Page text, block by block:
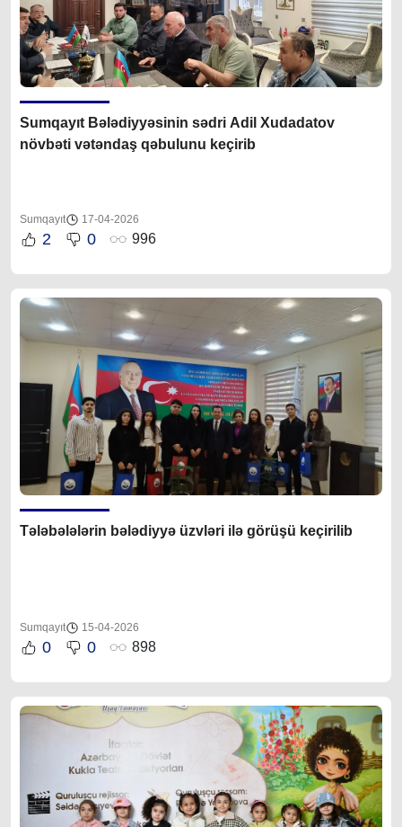
Sumqayıt Bələdiyyəsinin sədri Adil Xudadatov
növbəti vətəndaş qəbulunu keçirib
Sumqayıt 17-04-2026
2 0 996
Tələbəl ələrin bələdiyyə üzvləri ilə görüşü keçirilib
Sumqayıt 15-04-2026
0 0 898